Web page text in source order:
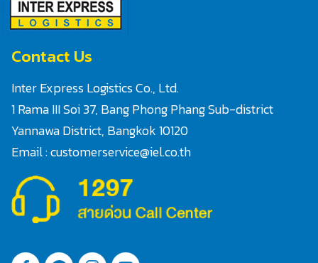
Search
Contact Us
Inter Express Logistics Co., Ltd.
1 Rama III Soi 37, Bang Phong Phang Sub-district
Yannawa District, Bangkok 10120
Email : customerservice@iel.co.th